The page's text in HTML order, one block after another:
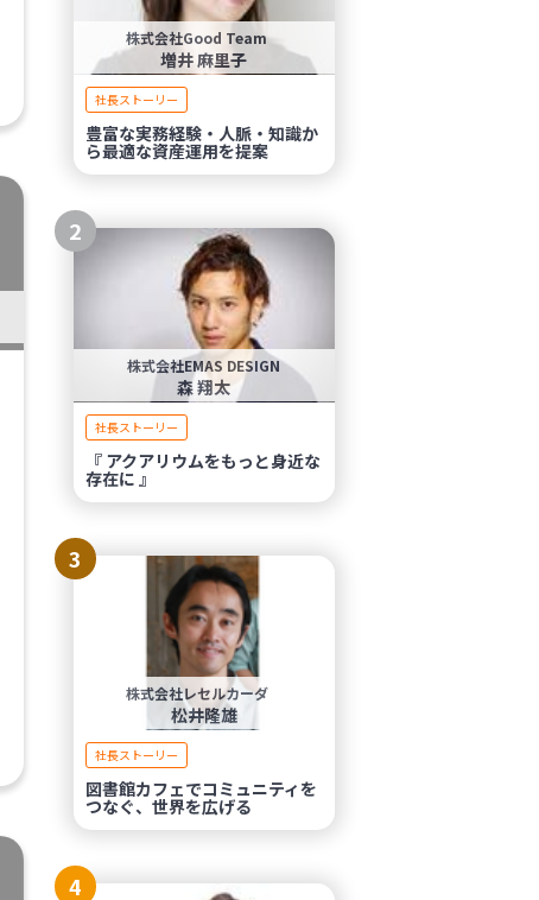
株式会社Good Team
増井 麻里子
社長ストーリー
豊富な実務経験・人脈・知識か
ら最適な資産運用を提案
2
株式会社EMAS DESIGN
森 翔太
社長ストーリー
『 アクアリウムをもっと身近な
存在に 』
3
株式会社レセルカーダ
松井隆雄
社長ストーリー
図書館カフェでコミュニティを
つなぐ、世界を広げる
4